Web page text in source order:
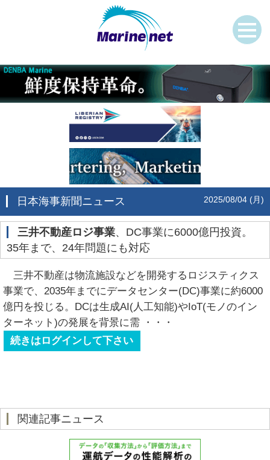
日本海事新聞ニュース 2025/08/04 (月)
三井不動産ロジ事業、DC事業に6000億円投資。
35年まで、24年問題にも対応
三井不動産は物流施設などを開発するロジスティクス
事業で、2035年までにデータセンター(DC)事業に約6000
億円を投じる。DCは生成AI(人工知能)やIoT(モノのイン
ターネット)の発展を背景に需
・・・
続きはログインして下さい
関連記事ニュース